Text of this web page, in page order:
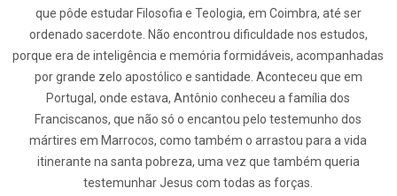
que pôde estudar Filosofia e Teologia, em Coimbra, até ser
ordenado sacerdote. Não encontrou dificuldade nos estudos,
porque era de inteligência e memória formidáveis, acompanhadas
por grande zelo apostólico e santidade. Aconteceu que em
Portugal, onde estava, Antônio conheceu a família dos
Franciscanos, que não só o encantou pelo testemunho dos
mártires em Marrocos, como também o arrastou para a vida
itinerante na santa pobreza, uma vez que também queria
testemunhar Jesus com todas as forças.